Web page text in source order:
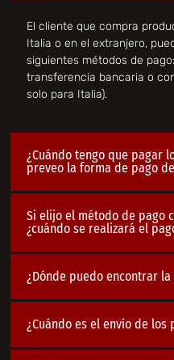
El cliente que compra
Italia o en el extranjero,
siguientes métodos de
transferencia bancaria o
solo para Italia).
¿Cuándo tengo que pagar
preveo la forma de pago
Si elijo el método de pago
¿cuándo se realizará el
¿Dónde puedo encontrar
¿Cuándo es el envío de